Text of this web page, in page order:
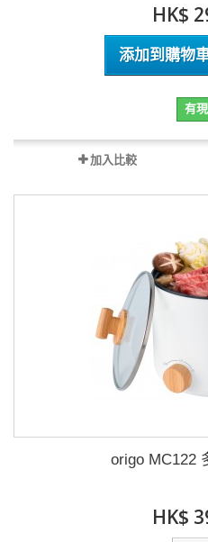
HK$
添加到購物
有
加入比較
origo MC122
HK$